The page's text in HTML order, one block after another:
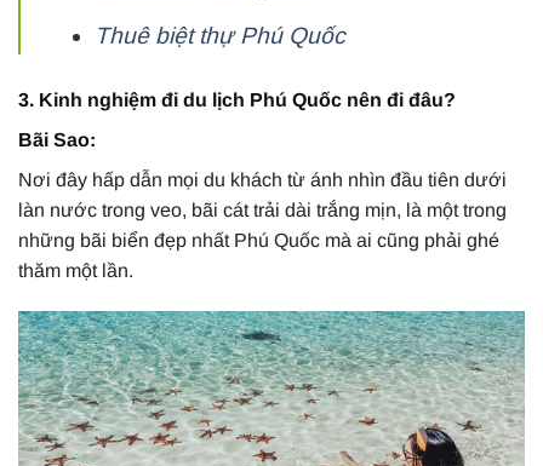
Thuê biệt thự Phú Quốc
3. Kinh nghiệm đi du lịch Phú Quốc nên đi đâu?
Bãi Sao:
Nơi đây hấp dẫn mọi du khách từ ánh nhìn đầu tiên dưới
làn nước trong veo, bãi cát trải dài trắng mịn, là một trong
những bãi biển đẹp nhất Phú Quốc mà ai cũng phải ghé
thăm một lần.